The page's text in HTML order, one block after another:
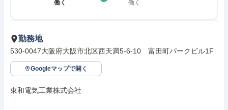
働く 働く
勤務地
530-0047大阪府大阪市北区西天満5-6-10　富田町パークビル1F
Googleマップで開く
東和電気工業株式会社